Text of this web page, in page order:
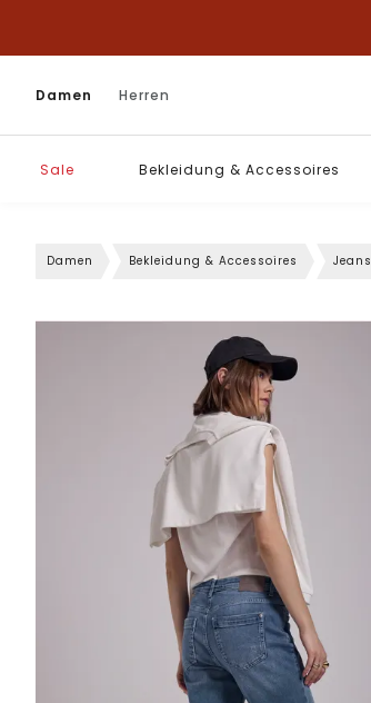
Damen Herren
Sale Bekleidung & Accessoires
Damen Bekleidung & Accessoires Jeans